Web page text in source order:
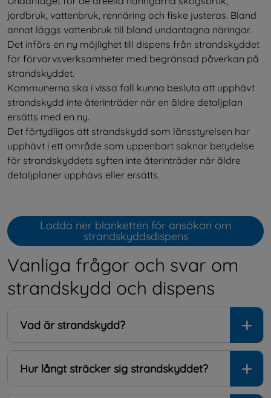
jordbruk, vattenbruk, rennäring och fiske justeras. Bland
annat läggs vattenbruk till bland undantagna näringar.
Det införs en ny möjlighet till dispens från strandskyddet
för förvärvsverksamheter med begränsad påverkan på
strandskyddet.
Kommunerna ska i vissa fall kunna besluta att upphävt
strandskydd inte återinträder när en äldre detaljplan
ersätts med en ny.
Det förtydligas att strandskydd som länsstyrelsen har
upphävt i ett område som uppenbart saknar betydelse
för strandskyddets syften inte återinträder när äldre
detaljplaner upphävs eller ersätts.
Ladda ner blanketten för ansökan om
strandskyddsdispens
Öppnas i nytt fönster.
Vanliga frågor och svar om
strandskydd och dispens
Vad är strandskydd?
Hur långt sträcker sig strandskyddet?